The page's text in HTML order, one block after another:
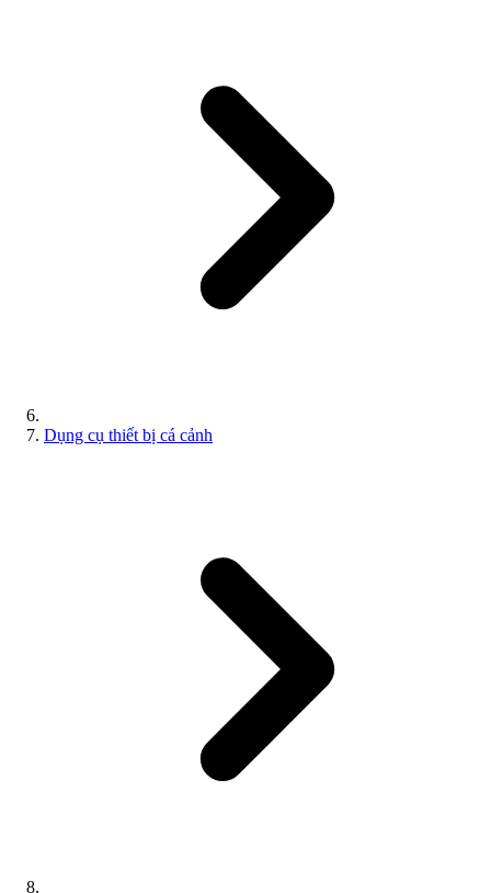
Dụng cụ thiết bị cá cảnh